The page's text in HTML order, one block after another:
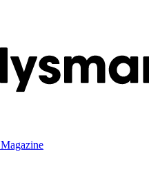
Magazine